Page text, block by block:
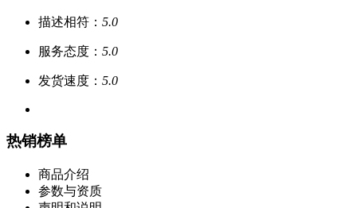
描述相符： 5.0
服务态度： 5.0
发货速度： 5.0
热销榜单
商品介绍
参数与资质